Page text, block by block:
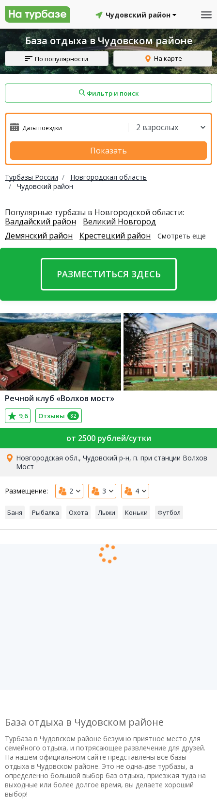
Чудовский район
База отдыха в Чудовском районе
По популярности На карте
Фильтр и поиск
Показать
Турбазы России
Новгородская область
Чудовский район
Популярные турбазы в Новгородской области:
Валдайский район
Великий Новгород
Демянский район
Крестецкий район Смотреть еще
РАЗМЕСТИТЬСЯ ЗДЕСЬ
Речной клуб «Волхов мост»
9,6 Отзывы 82
от 2500 рублей/сутки
Новгородская обл., Чудовский р-н, п. при станции Волхов
Мост
Размещение: 2 3 4
Баня Рыбалка Охота Лыжи Коньки Футбол
База отдыха в Чудовском районе
Турбаза в Чудовском районе безумно приятное место для
семейного отдыха, и потрясающее развлечение для друзей.
На нашем официальном сайте представлены все базы
отдыха в Чудовском районе. Это не одна-две турбазы, а
определенно большой выбор баз отдыха, приезжая туда на
выходные или более долгое время, вы делаете хороший
выбор!
Смоленский район Топчихинский район
Северодвинск Устьянский район